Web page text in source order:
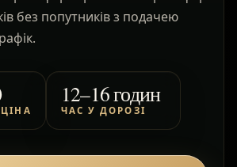
без попутників з подачею
12–16 годин
ЧАС У ДОРОЗІ